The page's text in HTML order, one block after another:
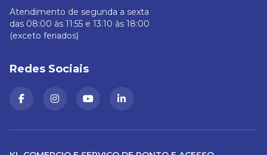
Atendimento de segunda a sexta
das 08:00 às 11:55 e 13:10 às 18:00
(exceto feriados)
Redes Sociais